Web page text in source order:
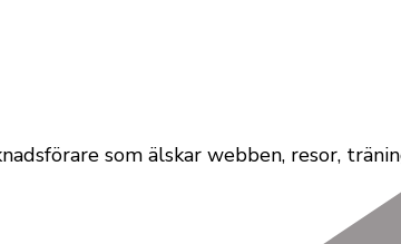
som älskar webben, resor,